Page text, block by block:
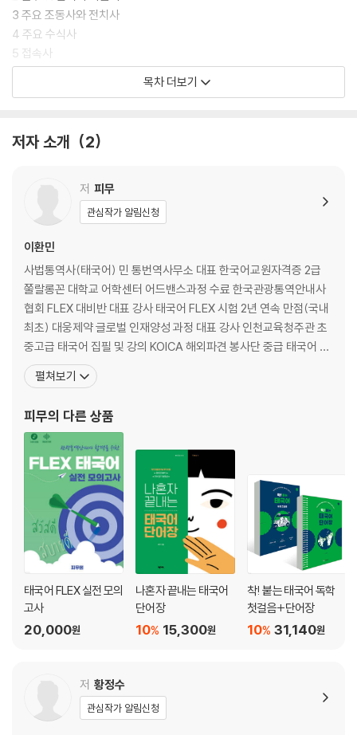
3 주요 조동사와 전치사
4 주요 수식사
5 접속사
6 분류사
2 가족, 국적 및 직업
Ⅲ 일상 (1)
1 하루 일과
2 숫자와 시간
3 요일과 월
4 계절과 날씨
5 색깔과 취미
6 의류, 미용과 마사지
Ⅳ 일상 (2)
2 음료와 맛
3 육아와 집안일
4 장소
Ⅴ 일상 (3)
1 방향과 교통
2 공항과 호텔
3 쇼핑과 사원
4 병원과 약국
5 은행과 우체국
6 컴퓨터와 인터넷
4 사무용품과 업무
목차 더보기
저자 소개 2
저 피무
관심작가 알림신청
이환민
사법통역사(태국어) 민 통번역사무소 대표 한국어교원자격증 2급
쭐랄롱꼰 대학교 어학센터 어드밴스과정 수료 한국관광통역안내사
협회 FLEX 대비반 대표 강사 태국어 FLEX 시험 2년 연속 만점(국내
최초) 대웅제약 글로벌 인재양성 과정 대표 강사 인천교육청주관 초
중고급 태국어 집필 및 강의 KOICA 해외파견 봉사단 중급 태국어 강
사 SBS 이웃집찰스 태국편 영상번역 EBS 세계테마기행 태국편 큐
레이터 및 코디네이터 채널A 강철지구 태국편 코디네이터 2025 한
등 통번역 다수 유튜브 '피무쌤'
펼쳐보기
피무의 다른 상품
태국어 FLEX 실전 모의
고사
20,000원
나혼자 끝내는 태국어
단어장
15,300원
10%
착! 붙는 태국어 독학
첫걸음+단어장
31,140원
10%
저 황정수
관심작가 알림신청